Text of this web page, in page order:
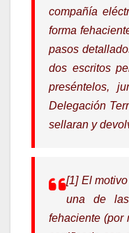
compañía
forma
pasos
dos escritos
preséntelos,
Delegación
sellaran y
[1] El
una de
fehaciente (por